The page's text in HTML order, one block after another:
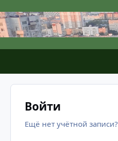
Войти
Ещё нет учётной записи?